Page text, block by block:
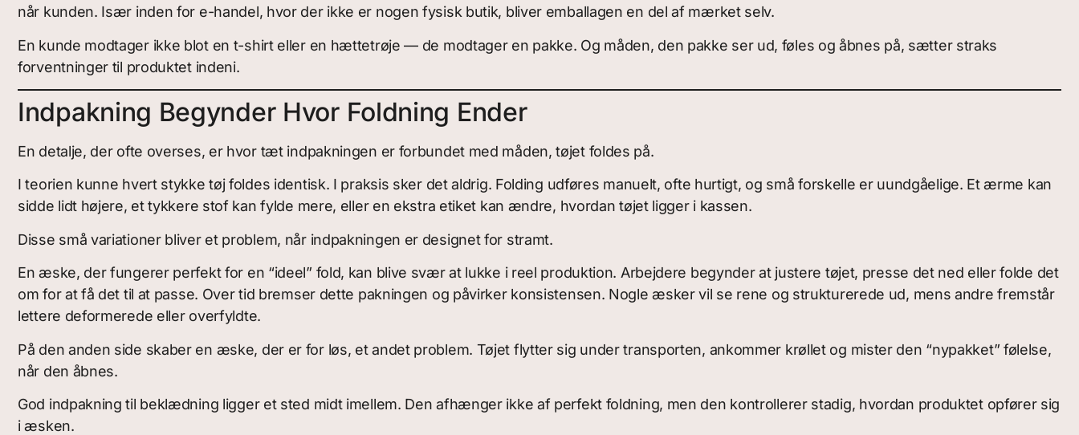
når kunden. Især inden for e-handel, hvor der ikke er nogen fysisk butik, bliver emballagen en del af mærket selv.
En kunde modtager ikke blot en t-shirt eller en hættetrøje — de modtager en pakke. Og måden, den pakke ser ud, føles og åbnes på, sætter straks
forventninger til produktet indeni.
Indpakning Begynder Hvor Foldning Ender
En detalje, der ofte overses, er hvor tæt indpakningen er forbundet med måden, tøjet foldes på.
I teorien kunne hvert stykke tøj foldes identisk. I praksis sker det aldrig. Folding udføres manuelt, ofte hurtigt, og små forskelle er uundgåelige. Et ærme kan
sidde lidt højere, et tykkere stof kan fylde mere, eller en ekstra etiket kan ændre, hvordan tøjet ligger i kassen.
Disse små variationer bliver et problem, når indpakningen er designet for stramt.
En æske, der fungerer perfekt for en “ideel” fold, kan blive svær at lukke i reel produktion. Arbejdere begynder at justere tøjet, presse det ned eller folde det
om for at få det til at passe. Over tid bremser dette pakningen og påvirker konsistensen. Nogle æsker vil se rene og strukturerede ud, mens andre fremstår
lettere deformerede eller overfyldte.
På den anden side skaber en æske, der er for løs, et andet problem. Tøjet flytter sig under transporten, ankommer krøllet og mister den “nypakket” følelse,
når den åbnes.
God indpakning til beklædning ligger et sted midt imellem. Den afhænger ikke af perfekt foldning, men den kontrollerer stadig, hvordan produktet opfører sig
i æsken.